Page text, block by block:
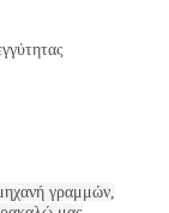
γραμμών,